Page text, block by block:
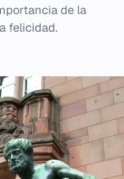
de la
felicidad.